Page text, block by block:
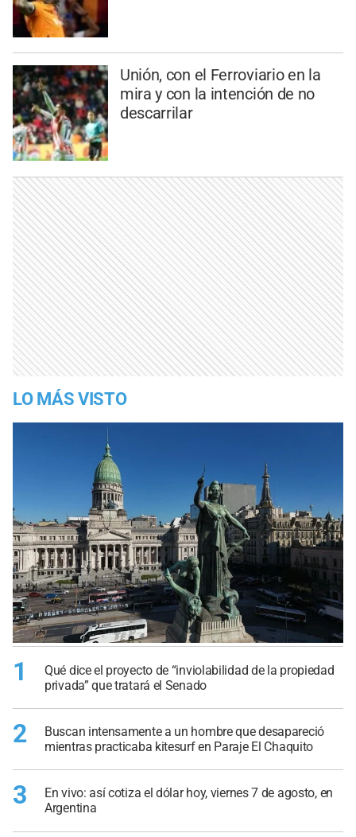
Unión, con el Ferroviario en la
mira y con la intención de no
descarrilar
LO MÁS VISTO
1
Qué dice el proyecto de “inviolabilidad de la propiedad
privada” que tratará el Senado
2
Buscan intensamente a un hombre que desapareció
mientras practicaba kitesurf en Paraje El Chaquito
3
En vivo: así cotiza el dólar hoy, viernes 7 de agosto, en
Argentina